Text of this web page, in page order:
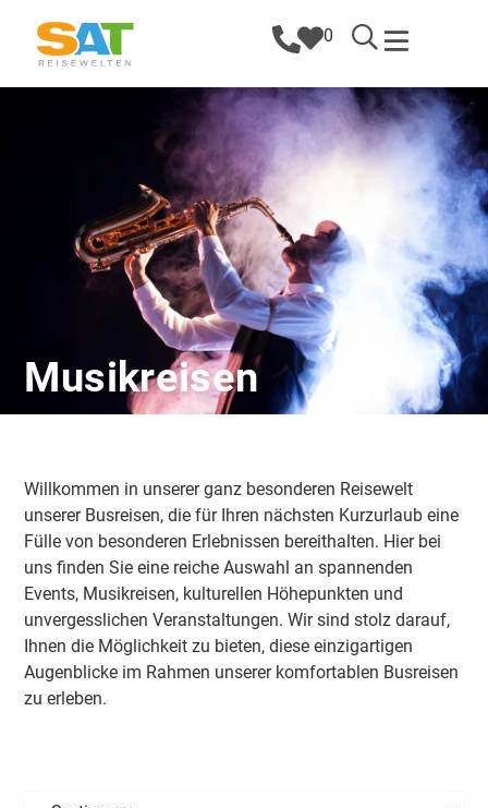
0
Musikreisen
Willkommen in unserer ganz besonderen Reisewelt
unserer Busreisen, die für Ihren nächsten Kurzurlaub eine
Fülle von besonderen Erlebnissen bereithalten. Hier bei
uns finden Sie eine reiche Auswahl an spannenden
Events, Musikreisen, kulturellen Höhepunkten und
unvergesslichen Veranstaltungen. Wir sind stolz darauf,
Ihnen die Möglichkeit zu bieten, diese einzigartigen
Augenblicke im Rahmen unserer komfortablen Busreisen
zu erleben.